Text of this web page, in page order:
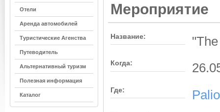
Отели
Аренда автомобилей
Туристические Агенства
Путеводитель
Альтернативный туризм
Полезная информация
Каталог
Мероприятие
Название:
Когда:
Где: